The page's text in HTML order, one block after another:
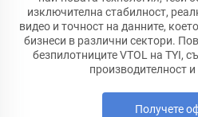
изключителна стабилност,
видео и точност на данните,
бизнеси в различни сектори.
безпилотниците VTOL на TYI,
производителност
Получете